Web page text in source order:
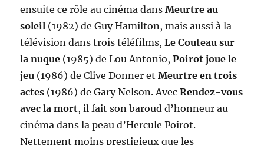
ensuite ce rôle au cinéma dansMeurtre au
soleil (1982) de Guy Hamilton, mais aussi à la
télévision dans trois téléfilms,Le Couteau sur
la nuque (1985) de Lou Antonio,Poirot joue le
jeu (1986) de Clive Donner etMeurtre en trois
actes (1986) de Gary Nelson. AvecRendez-vous
avec la mort, il fait son baroud d’honneur au
cinéma dans la peau d’Hercule Poirot.
Nettement moins prestigieux que les